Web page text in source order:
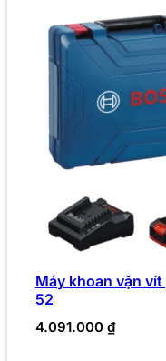
Máy khoan vặn vít
52
4.091.000 ₫